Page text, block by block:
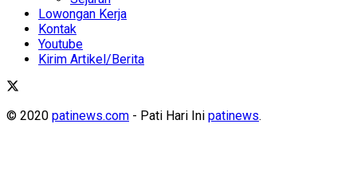
Lowongan Kerja
Kontak
Youtube
Kirim Artikel/Berita
© 2020 patinews.com - Pati Hari Ini patinews.